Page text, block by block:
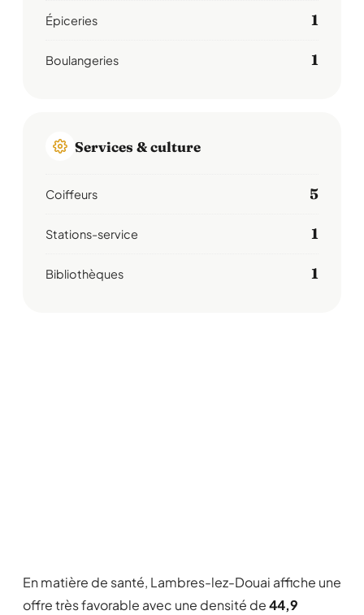
Épiceries 1
Boulangeries 1
Services & culture
Coiffeurs 5
Stations-service 1
Bibliothèques 1
En matière de santé, Lambres-lez-Douai affiche une
offre très favorable avec une densité de44,9